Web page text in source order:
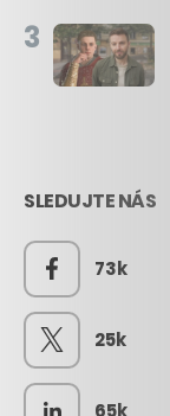
3
SLEDUJTE NÁS
73k
25k
65k